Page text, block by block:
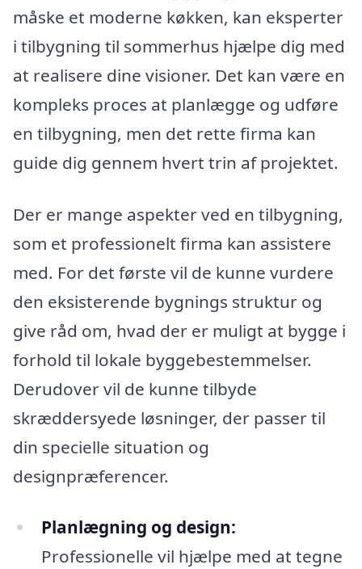
måske et moderne køkken, kan eksperter
i tilbygning til sommerhus hjælpe dig med
at realisere dine visioner. Det kan være en
kompleks proces at planlægge og udføre
en tilbygning, men det rette firma kan
guide dig gennem hvert trin af projektet.
Der er mange aspekter ved en tilbygning,
som et professionelt firma kan assistere
med. For det første vil de kunne vurdere
den eksisterende bygnings struktur og
give råd om, hvad der er muligt at bygge i
forhold til lokale byggebestemmelser.
Derudover vil de kunne tilbyde
skræddersyede løsninger, der passer til
din specielle situation og
designpræferencer.
Planlægning og design:
Professionelle vil hjælpe med at tegne